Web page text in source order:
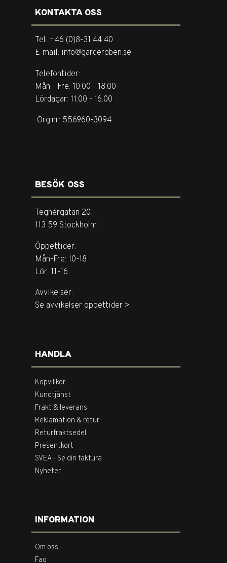
KONTAKTA OSS
Tel. +46 (0)8-31 44 40
E-mail. info@garderoben.se
Telefontider:
Mån - Fre: 10.00 - 18.00
Lördagar: 11.00 - 16.00
Org.nr: 556960-3094
BESÖK OSS
Tegnérgatan 20
113 59 Stockholm
Öppettider:
Mån-Fre: 10-18
Lör: 11-16
Avvikelser:
Se avvikelser öppettider >
HANDLA
Köpvillkor
Kundtjänst
Frakt & leverans
Reklamation & retur
Returfraktsedel
Presentkort
SVEA - Se din faktura
Nyheter
INFORMATION
Om oss
Faq